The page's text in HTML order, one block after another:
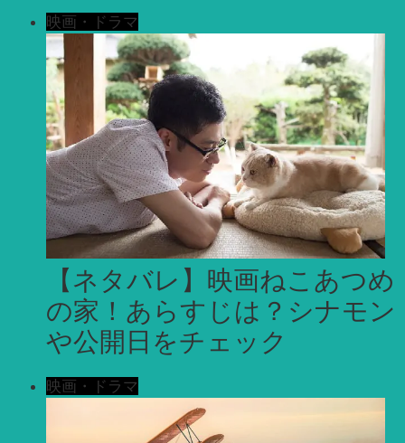
映画・ドラマ
【ネタバレ】映画ねこあつめ
の家！あらすじは？シナモン
や公開日をチェック
映画・ドラマ